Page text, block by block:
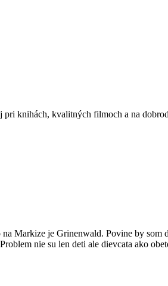
pri knihách, kvalitných filmoch a na
Markize je Grinenwald. Povine by som
nie su len deti ale dievcata ako